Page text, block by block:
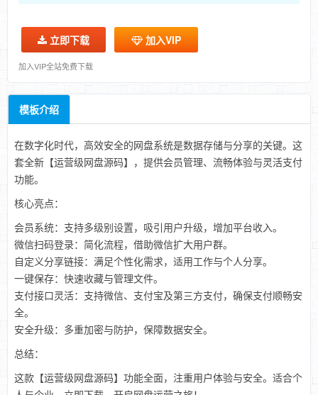
立即下载 加入VIP
加入VIP全站免费下载
模板介绍
在数字化时代，高效安全的网盘系统是数据存储与分享的关键。这
套全新【运营级网盘源码】，提供会员管理、流畅体验与灵活支付
功能。
核心亮点：
会员系统：支持多级别设置，吸引用户升级，增加平台收入。
微信扫码登录：简化流程，借助微信扩大用户群。
自定义分享链接：满足个性化需求，适用工作与个人分享。
一键保存：快速收藏与管理文件。
支付接口灵活：支持微信、支付宝及第三方支付，确保支付顺畅安
全。
安全升级：多重加密与防护，保障数据安全。
总结：
这款【运营级网盘源码】功能全面，注重用户体验与安全。适合个